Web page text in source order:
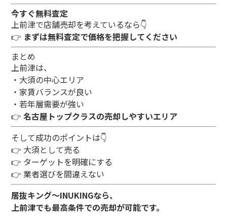
今すぐ無料査定
上前津で店舗売却を考えているなら👇
👉 まずは無料査定で価格を把握してください
まとめ
上前津は、
・大須の中心エリア
・家賃バランスが良い
・若年層需要が強い
👉名古屋トップクラスの売却しやすいエリア
そして成功のポイントは👇
👉 大須として売る
👉 ターゲットを明確にする
👉 業者選びを間違えない
居抜キング～INUKINGなら、
上前津でも最高条件での売却が可能です。